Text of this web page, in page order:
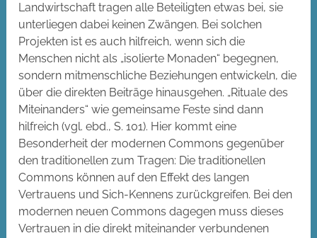
Landwirtschaft tragen alle Beteiligten etwas bei, sie
unterliegen dabei keinen Zwängen. Bei solchen
Projekten ist es auch hilfreich, wenn sich die
Menschen nicht als „isolierte Monaden“ begegnen,
sondern mitmenschliche Beziehungen entwickeln, die
über die direkten Beiträge hinausgehen. „Rituale des
Miteinanders“ wie gemeinsame Feste sind dann
hilfreich (vgl. ebd., S. 101). Hier kommt eine
Besonderheit der modernen Commons gegenüber
den traditionellen zum Tragen: Die traditionellen
Commons können auf den Effekt des langen
Vertrauens und Sich-Kennens zurückgreifen. Bei den
modernen neuen Commons dagegen muss dieses
Vertrauen in die direkt miteinander verbundenen